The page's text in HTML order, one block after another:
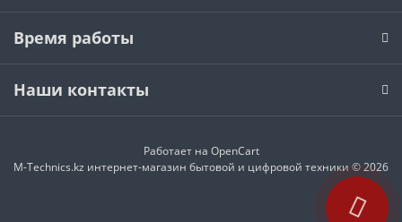
Время работы
Наши контакты
Работает на OpenCart
M-Technics.kz интернет-магазин бытовой и цифровой техники © 2026